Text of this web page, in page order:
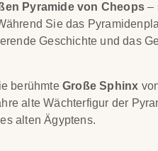
Pyramide von Cheops –
Sie das
Geschichte und das
berühmte Große Sphinx
alte Wächterfigur der
alten Ägyptens.